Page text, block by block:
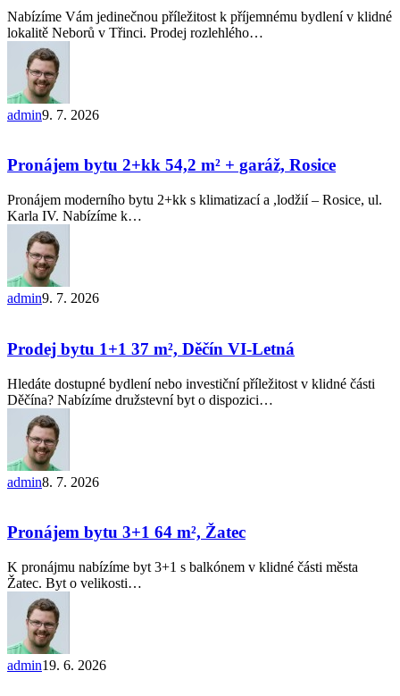
Třinec
–
Nebory
Nabízíme Vám jedinečnou příležitost k příjemnému bydlení v klidné
lokalitě Neborů v Třinci. Prodej rozlehlého…
admin9. 7. 2026
2+kk
+
garáž,
Rosice
Pronájem bytu 2+kk 54,2 m² + garáž, Rosice
Pronájem moderního bytu 2+kk s klimatizací a ,lodžií – Rosice, ul.
Karla IV. Nabízíme k…
admin9. 7. 2026
1+1 37
m²,
Děčín
VI-
Letná
Prodej bytu 1+1 37 m², Děčín VI-Letná
Hledáte dostupné bydlení nebo investiční příležitost v klidné části
Děčína? Nabízíme družstevní byt o dispozici…
admin8. 7. 2026
3+1 64
Žatec
Pronájem bytu 3+1 64 m², Žatec
K pronájmu nabízíme byt 3+1 s balkónem v klidné části města
Žatec. Byt o velikosti…
admin19. 6. 2026